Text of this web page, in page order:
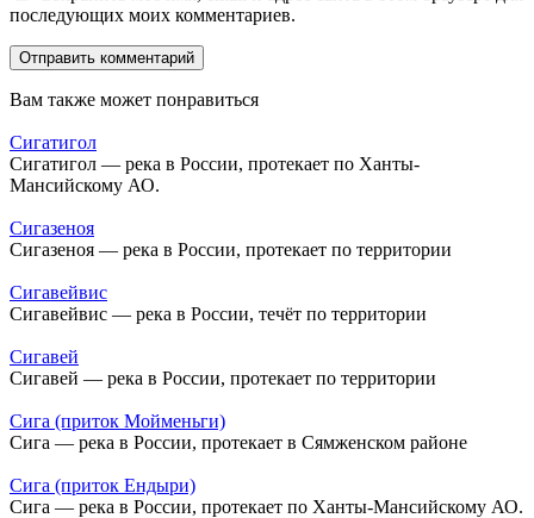
последующих моих комментариев.
Вам также может понравиться
Сигатигол
Сигатигол — река в России, протекает по Ханты-
Мансийскому АО.
Сигазеноя
Сигазеноя — река в России, протекает по территории
Сигавейвис
Сигавейвис — река в России, течёт по территории
Сигавей
Сигавей — река в России, протекает по территории
Сига (приток Мойменьги)
Сига — река в России, протекает в Сямженском районе
Сига (приток Ендыри)
Сига — река в России, протекает по Ханты-Мансийскому АО.